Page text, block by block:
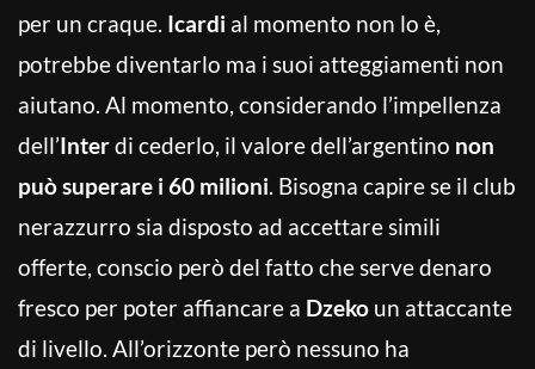
per un craque. Icardi al momento non lo è,
potrebbe diventarlo ma i suoi atteggiamenti non
aiutano. Al momento, considerando l’impellenza
dell’Interdi cederlo, il valore dell’argentino non
può superare i 60 milioni. Bisogna capire se il club
nerazzurro sia disposto ad accettare simili
offerte, conscio però del fatto che serve denaro
fresco per poter affiancare a Dzeko un attaccante
di livello. All’orizzonte però nessuno ha